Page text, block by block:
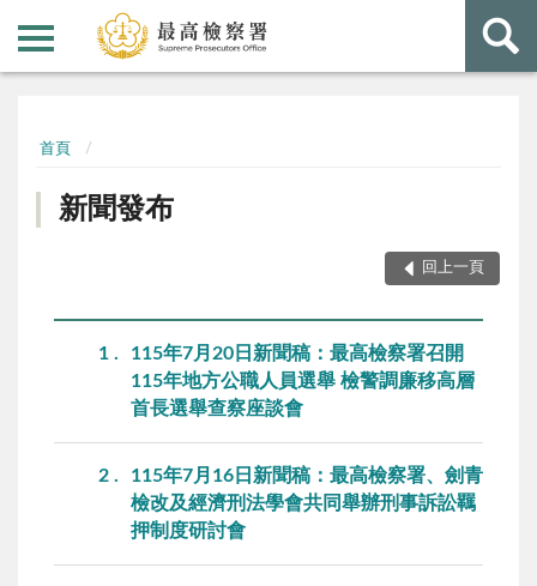
首頁
新聞發布
回上一頁
1
115年7月20日新聞稿：最高檢察署召開
115年地方公職人員選舉 檢警調廉移高層
首長選舉查察座談會
2
115年7月16日新聞稿：最高檢察署、劍青
檢改及經濟刑法學會共同舉辦刑事訴訟羈
押制度研討會